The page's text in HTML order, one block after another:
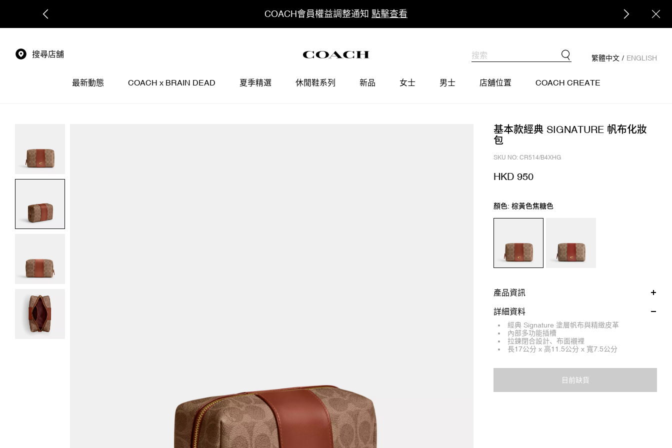
COACH會員權益調整通知 點擊查看
搜尋店舖 繁體中文 / ENGLISH
最新動態 COACH x BRAIN DEAD 夏季精選 休閒鞋系列 新品 女士 男士 店舖位置 COACH CREATE
基本款經典 SIGNATURE 帆布化妝
包
SKU NO: CR514/B4XHG
HKD 950
顏色: 棕黃色焦糖色
產品資訊
詳細資料
經典 Signature 塗層帆布與精緻皮革
內部多功能插槽
拉鍊閉合設計、布面襯裡
長17公分 x 高11.5公分 x 寬7.5公分
目前缺貨